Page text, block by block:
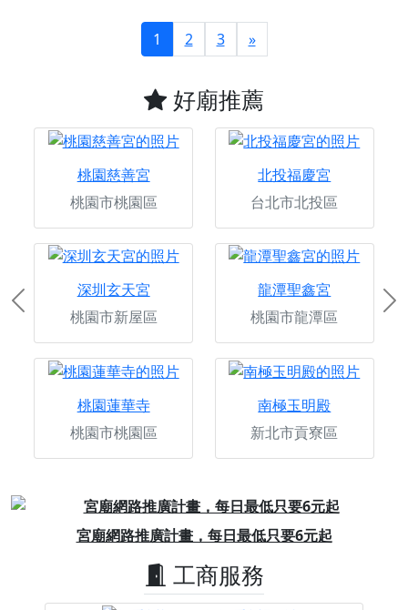
1 2 3 »
好廟推薦
桃園慈善宮
桃園市桃園區
北投福慶宮
台北市北投區
深圳玄天宮
桃園市新屋區
龍潭聖鑫宮
桃園市龍潭區
桃園蓮華寺
桃園市桃園區
南極玉明殿
新北市貢寮區
Previous
好廟拍攝，記錄活動的每一個感動時刻
Previous
工商服務